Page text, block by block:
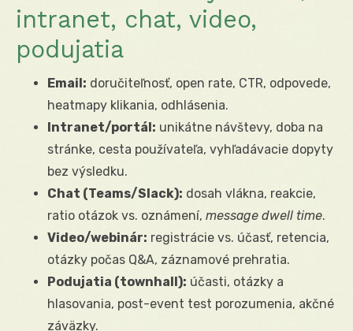
intranet, chat, video,
podujatia
Email: doručiteľnosť, open rate, CTR, odpovede,
heatmapy klikania, odhlásenia.
Intranet/portál: unikátne návštevy, doba na
stránke, cesta používateľa, vyhľadávacie dopyty
bez výsledku.
Chat (Teams/Slack): dosah vlákna, reakcie,
ratio otázok vs. oznámení, message dwell time.
Video/webinár: registrácie vs. účasť, retencia,
otázky počas Q&A, záznamové prehratia.
Podujatia (townhall): účasti, otázky a
hlasovania, post-event test porozumenia, akčné
záväzky.